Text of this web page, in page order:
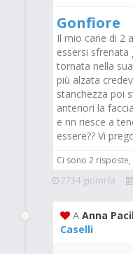
Gonfiore
Il mio cane di 2
essersi
tornata nella
più alzata
stanchezza poi
anteriori la
e nn riesce a
essere?? Vi
Ci sono 2 risposte,
2734 giorni fa
A Anna
Caselli